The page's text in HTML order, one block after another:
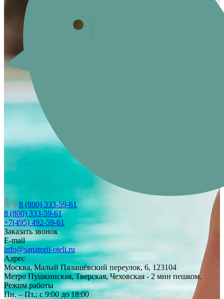
8 (800) 333-59-61
8 (800) 333-59-61
+7(495) 492-59-61
Заказать звонок
E-mail
info@sanatorii-oteli.ru
Адрес
Москва, Малый Палашёвский переулок, 6, 123104
Метро Пушкинская, Тверская, Чеховская - 2 мин пешком.
Режим работы
Пн. – Пт.: с 9:00 до 18:00